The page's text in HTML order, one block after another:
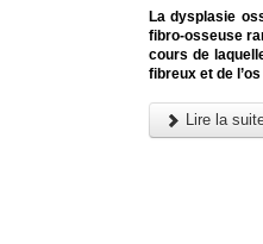
La dysplasie
fibro-osseuse
cours de
fibreux et de
Lire la